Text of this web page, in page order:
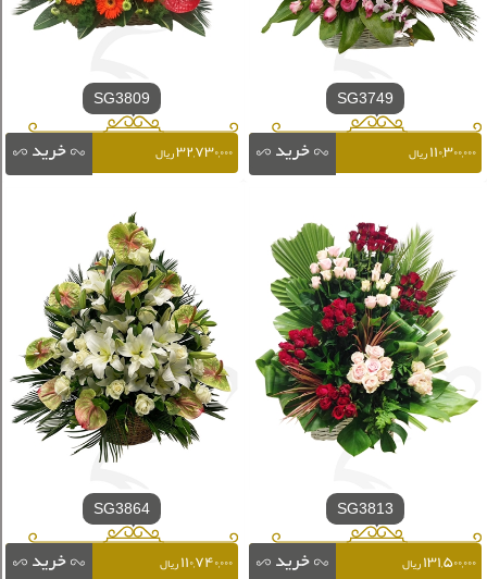
SG3749
۱۱۰,۳۰۰,۰۰۰ریال
SG3809
۳۲,۷۳۰,۰۰۰ریال
SG3813
۱۳۱,۵۰۰,۰۰۰ریال
SG3864
۱۱۰,۷۴۰,۰۰۰ریال